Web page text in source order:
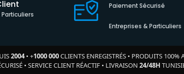
Paiement Sécurisé
Entreprises & Particuliers
2004• +1000 000CLIENTS ENREGISTRÉS• PRODUITS 100%
• SERVICE CLIENT RÉACTIF • LIVRAISON 24/48H